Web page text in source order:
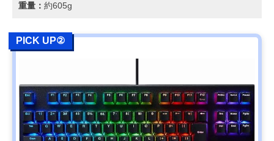
重量： 約605g
PICK UP②